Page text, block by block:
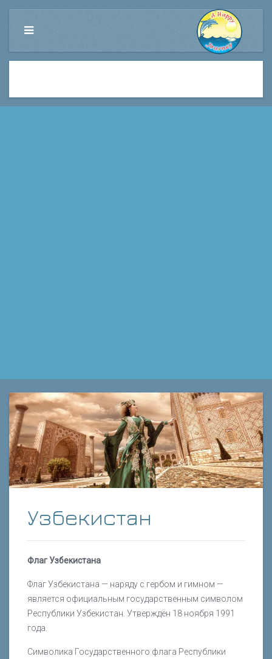
Узбекистан
Флаг Узбекистана
Флаг Узбекистана — наряду с гербом и гимном —
является официальным государственным символом
Республики Узбекистан. Утверждён 18 ноября 1991
года.
Символика Государственного флага Республики